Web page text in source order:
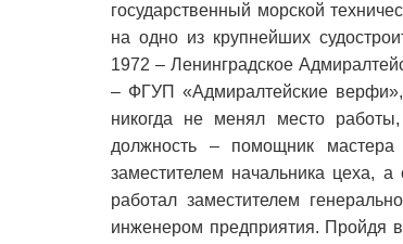
государственный морской
на одно из крупнейших
1972 – Ленинградское
– ФГУП «Адмиралтейские
никогда не менял место
должность – помощник мастера
заместителем начальника цеха,
работал заместителем
инженером предприятия. Пройдя